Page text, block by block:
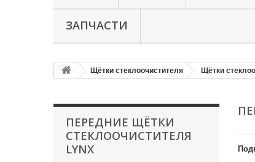
ЗАПЧАСТИ
Щётки стеклоочистителя Щётки
ПЕРЕДНИЕ ЩЁТКИ
СТЕКЛООЧИСТИТЕЛЯ
LYNX